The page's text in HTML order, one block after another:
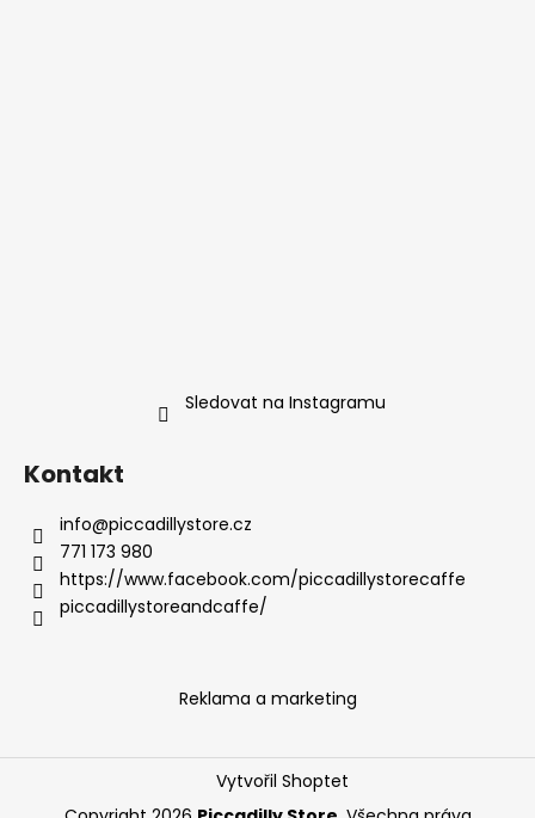
Sledovat na Instagramu
Kontakt
info@piccadillystore.cz
771 173 980
https://www.facebook.com/piccadillystorecaffe
piccadillystoreandcaffe/
Reklama a marketing
Vytvořil Shoptet